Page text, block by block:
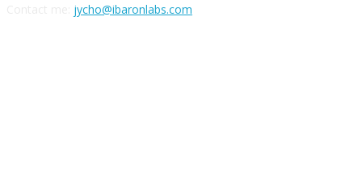
jycho@ibaronlabs.com